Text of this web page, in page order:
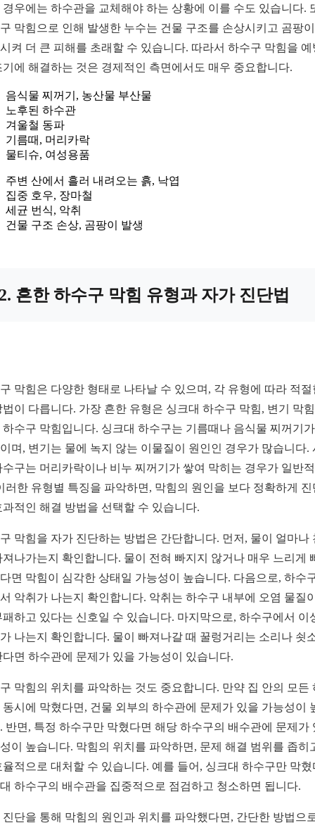
경우에는 하수관을 교체해야 하는 상황에 이를 수도 있습니다.
막힘으로 인해 발생한 누수는 건물 구조를 손상시키고 곰팡
켜 더 큰 피해를 초래할 수 있습니다. 따라서 하수구 막힘을 예
기에 해결하는 것은 경제적인 측면에서도 매우 중요합니다.
음식물 찌꺼기, 농산물 부산물
노후된 하수관
겨울철 동파
기름때, 머리카락
물티슈, 여성용품
주변 산에서 흘러 내려오는 흙, 낙엽
집중 호우, 장마철
세균 번식, 악취
건물 구조 손상, 곰팡이 발생
흔한 하수구 막힘 유형과 자가 진단법
막힘은 다양한 형태로 나타날 수 있으며, 각 유형에 따라 적절
법이 다릅니다. 가장 흔한 유형은 싱크대 하수구 막힘, 변기 막
하수구 막힘입니다. 싱크대 하수구는 기름때나 음식물 찌꺼기
며, 변기는 물에 녹지 않는 이물질이 원인인 경우가 많습니다.
수구는 머리카락이나 비누 찌꺼기가 쌓여 막히는 경우가 일반
러한 유형별 특징을 파악하면, 막힘의 원인을 보다 정확하게 진
과적인 해결 방법을 선택할 수 있습니다.
막힘을 자가 진단하는 방법은 간단합니다. 먼저, 물이 얼마나
져나가는지 확인합니다. 물이 전혀 빠지지 않거나 매우 느리게
면 막힘이 심각한 상태일 가능성이 높습니다. 다음으로, 하수
악취가 나는지 확인합니다. 악취는 하수구 내부에 오염 물질
패하고 있다는 신호일 수 있습니다. 마지막으로, 하수구에서 이
나는지 확인합니다. 물이 빠져나갈 때 꿀렁거리는 소리나 쇳
다면 하수관에 문제가 있을 가능성이 있습니다.
막힘의 위치를 파악하는 것도 중요합니다. 만약 집 안의 모든
동시에 막혔다면, 건물 외부의 하수관에 문제가 있을 가능성이
반면, 특정 하수구만 막혔다면 해당 하수구의 배수관에 문제가
이 높습니다. 막힘의 위치를 파악하면, 문제 해결 범위를 좁히
율적으로 대처할 수 있습니다. 예를 들어, 싱크대 하수구만 막혔
하수구의 배수관을 집중적으로 점검하고 청소하면 됩니다.
진단을 통해 막힘의 원인과 위치를 파악했다면, 간단한 방법으